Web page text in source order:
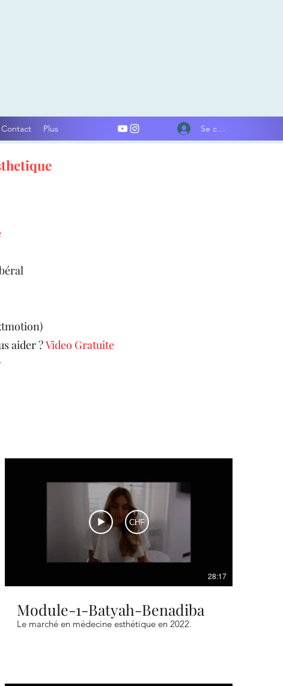
Contact Plus Se connecter
aider ?Video Gratuite
CHF
28:17
Module-1-Batyah-Benadiba
Le marché en médecine esthétique en 2022.